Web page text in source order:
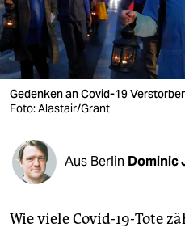
wahrheit
verlag
verlag
veranstaltungen
shop
fragen & hilfe
unterstützen
Gedenken an Covid-19
Foto: Alastair/Grant
Aus Berlin Dominic
Wie viele Covid-19-Tote